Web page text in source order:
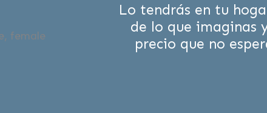
Lo tendrás en tu
de lo que imaginas
precio que no